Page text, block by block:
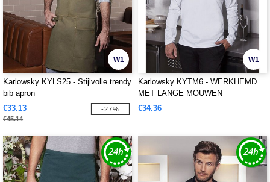
W1
Karlowsky KYLS25 - Stijlvolle trendy
bib apron
€33.13
€45.14
-27%
W1
Karlowsky KYTM6 - WERKHEMD
MET LANGE MOUWEN
PERFORMANCE
€34.36